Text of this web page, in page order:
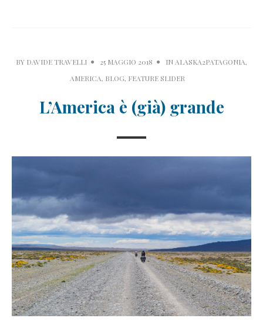
BY DAVIDE TRAVELLI 25 MAGGIO 2018 IN ALASKA2PATAGONIA,
AMERICA, BLOG, FEATURE SLIDER
L’America è (già) grande